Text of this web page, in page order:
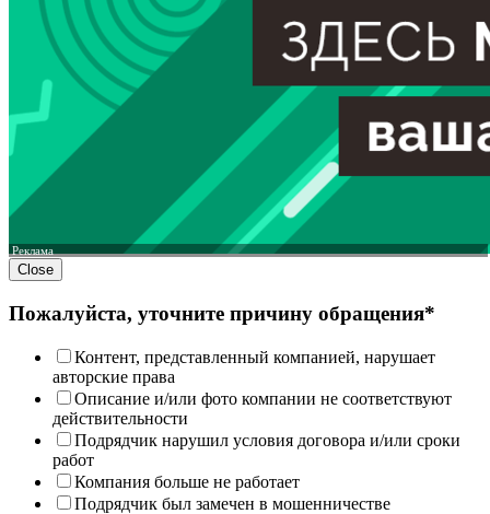
Реклама
Close
Пожалуйста, уточните причину обращения*
Контент, представленный компанией, нарушает
авторские права
Описание и/или фото компании не соответствуют
действительности
Подрядчик нарушил условия договора и/или сроки
работ
Компания больше не работает
Подрядчик был замечен в мошенничестве